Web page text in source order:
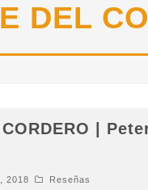
DEL
|
2018 Reseñas